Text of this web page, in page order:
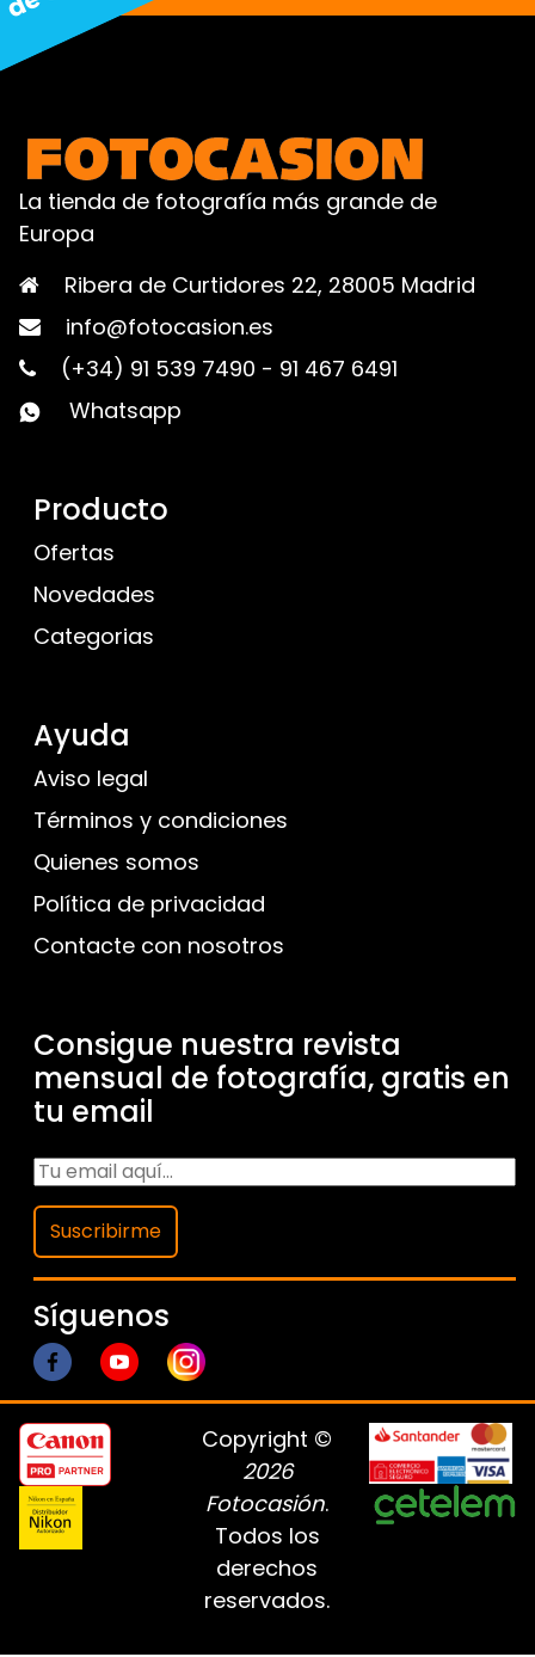
La tienda de fotografía más grande de
Europa
Ribera de Curtidores 22, 28005 Madrid
info@fotocasion.es
(+34) 91 539 7490 - 91 467 6491
Whatsapp
Producto
Ofertas
Novedades
Categorias
Ayuda
Aviso legal
Términos y condiciones
Quienes somos
Política de privacidad
Contacte con nosotros
Consigue nuestra revista
mensual de fotografía, gratis en
tu email
Suscribirme
Síguenos
Copyright ©
2026
Fotocasión.
Todos los
derechos
reservados.